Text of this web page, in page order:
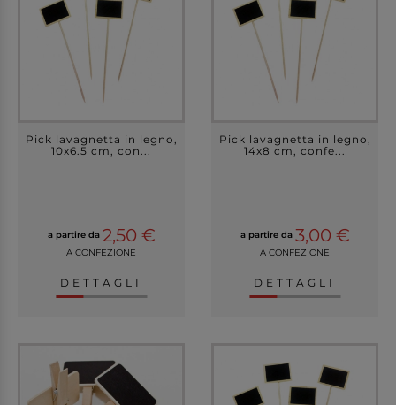
Pick lavagnetta in legno,
10x6.5 cm, con...
a partire da 2,50 €
A CONFEZIONE
DETTAGLI
Pick lavagnetta in legno,
14x8 cm, confe...
a partire da 3,00 €
A CONFEZIONE
DETTAGLI